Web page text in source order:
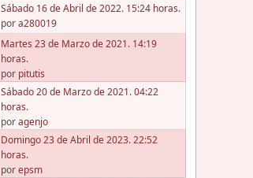
Sábado 16 de Abril de 2022. 15:24 horas.
pora280019
Martes 23 de Marzo de 2021. 14:19
horas.
por pitutis
Sábado 20 de Marzo de 2021. 04:22
horas.
poragenjo
Domingo 23 de Abril de 2023. 22:52
horas.
porepsm